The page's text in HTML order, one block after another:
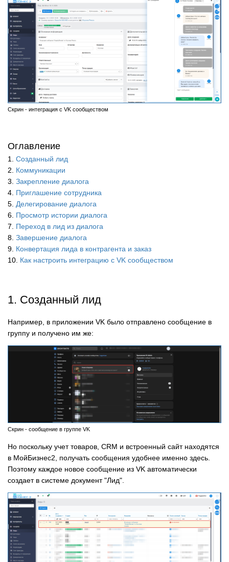
Скрин - интеграция с VK сообществом
Оглавление
1. Созданный лид
2. Коммуникации
3. Закрепление диалога
4. Приглашение сотрудника
5. Делегирование диалога
6. Просмотр истории диалога
7. Переход в лид из диалога
8. Завершение диалога
9. Конвертация лида в контрагента и заказ
10. Как настроить интеграцию с VK сообществом
1. Созданный лид
Например, в приложении VK было отправлено сообщение в
группу и получено им же:
Скрин - сообщение в группе VK
Но поскольку учет товаров, CRM и встроенный сайт находятся
в МойБизнес2, получать сообщения удобнее именно здесь.
Поэтому каждое новое сообщение из VK автоматически
создает в системе документ "Лид".